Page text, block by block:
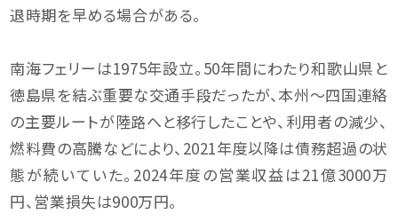
退時期を早める場合がある。
南海フェリーは1975年設立。50年間にわたり和歌山県と
徳島県を結ぶ重要な交通手段だったが、本州～四国連絡
の主要ルートが陸路へと移行したことや、利用者の減少、
燃料費の高騰などにより、2021年度以降は債務超過の状
態が続いていた。2024年度の営業収益は21億3000万
円、営業損失は900万円。